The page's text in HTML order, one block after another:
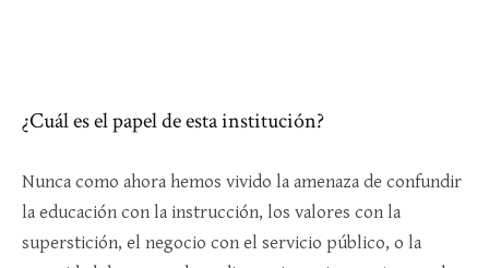
¿Cuál es el papel de esta institución?
Nunca como ahora hemos vivido la amenaza de confundir
la educación con la instrucción, los valores con la
superstición, el negocio con el servicio público, o la